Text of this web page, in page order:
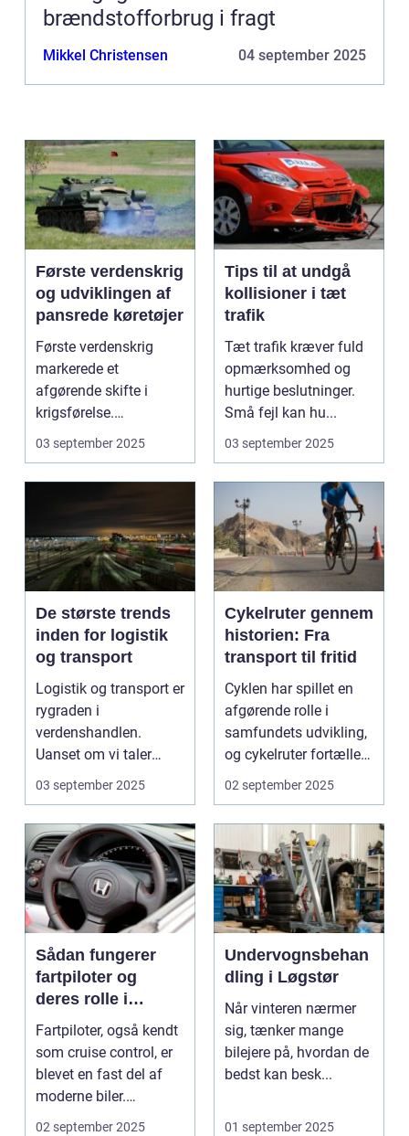
brændstofforbrug i fragt
Mikkel Christensen 04 september 2025
Første verdenskrig
og udviklingen af
pansrede køretøjer
Første verdenskrig
markerede et
afgørende skifte i
krigsførelse.
Industrialiser...
03 september 2025
Tips til at undgå
kollisioner i tæt
trafik
Tæt trafik kræver fuld
opmærksomhed og
hurtige beslutninger.
Små fejl kan hu...
03 september 2025
De største trends
inden for logistik
og transport
Logistik og transport er
rygraden i
verdenshandlen.
Uanset om vi taler
dagligvarer til
supermarkedet...
03 september 2025
Cykelruter gennem
historien: Fra
transport til fritid
Cyklen har spillet en
afgørende rolle i
samfundets udvikling,
og cykelruter fortæller
e...
02 september 2025
Sådan fungerer
fartpiloter og
deres rolle i
sikkerhed
Fartpiloter, også kendt
som cruise control, er
blevet en fast del af
moderne biler.
Systemet g...
02 september 2025
Undervognsbehan
dling i Løgstør
Når vinteren nærmer
sig, tænker mange
bilejere på, hvordan de
bedst kan besk...
01 september 2025